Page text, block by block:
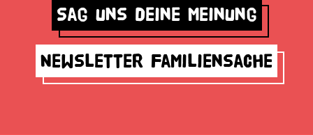
Sag uns deine Meinung
Newsletter Familiensache